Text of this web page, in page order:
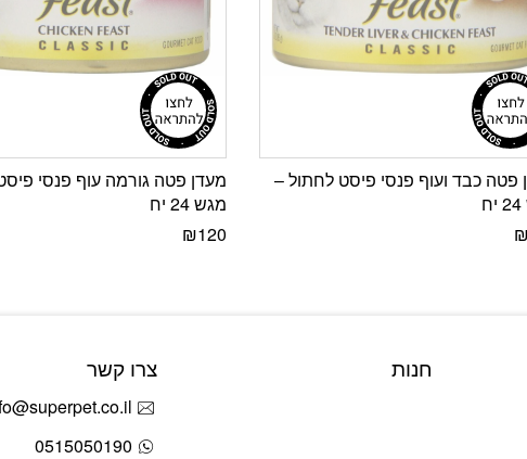
פטה כבד ועוף פנסי פיסט לחתול –
₪
מעדן פטה גורמה עוף פנסי
מגש 24 יח
₪120
חנות צרו קשר
0515050190